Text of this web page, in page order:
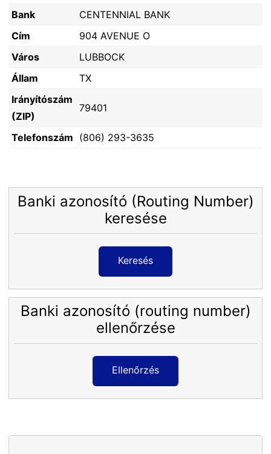
Bank
CENTENNIAL BANK
Cím
904 AVENUE O
Város
LUBBOCK
Állam
TX
Irányítószám
(ZIP)
79401
Telefonszám (806) 293-3635
Banki azonosító (Routing Number)
keresése
Keresés
Banki azonosító (routing number)
ellenőrzése
Ellenőrzés